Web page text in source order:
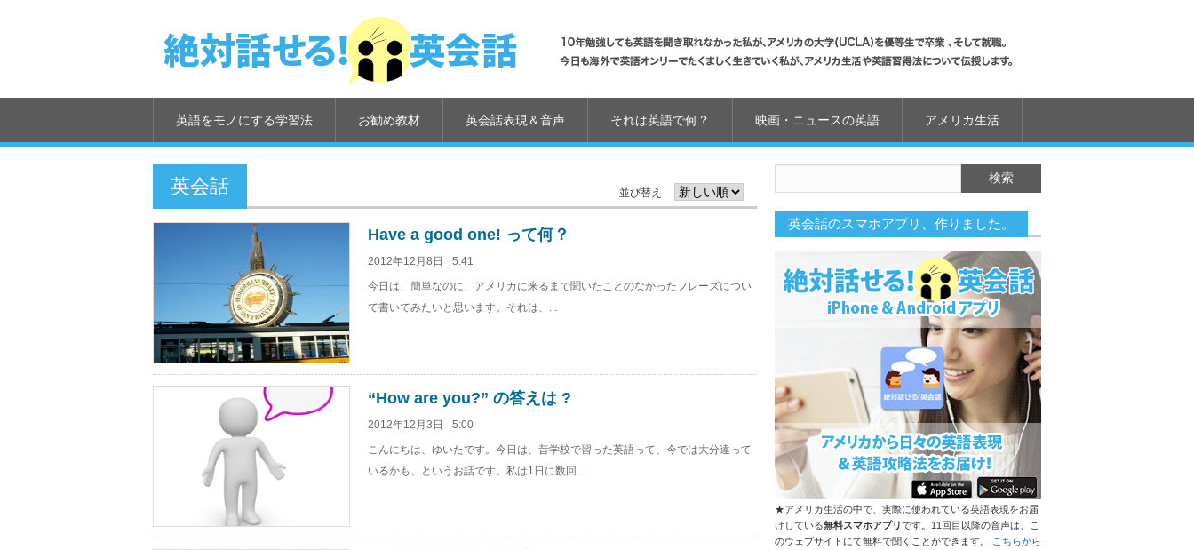
英語をモノにする学習法 お勧め教材 英会話表現＆音声 それは英語で何？ 映画・ニュースの英語 アメリカ生活
英会話 並び替え
Have a good one! って何？
2012年12月8日
5:41
今日は、簡単なのに、アメリカに来るまで聞いたことのなかったフレーズについ
て書いてみたいと思います。それは、...
“How are you?” の答えは ?
2012年12月3日
5:00
こんにちは、ゆいたです。今日は、昔学校で習った英語って、今では大分違って
いるかも、というお話です。私は1日に数回...
英会話のスマホアプリ、作りました。
★アメリカ生活の中で、実際に使われている英語表現をお届
けしている無料スマホアプリです。11回目以降の音声は、こ
のウェブサイトにて無料で聞くことができます。
こちらから